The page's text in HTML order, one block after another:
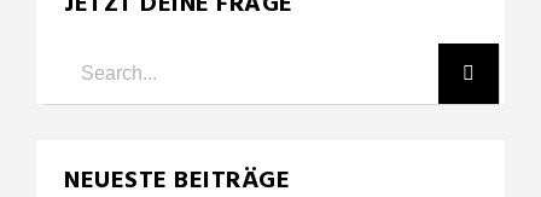
NEUESTE BEITRÄGE